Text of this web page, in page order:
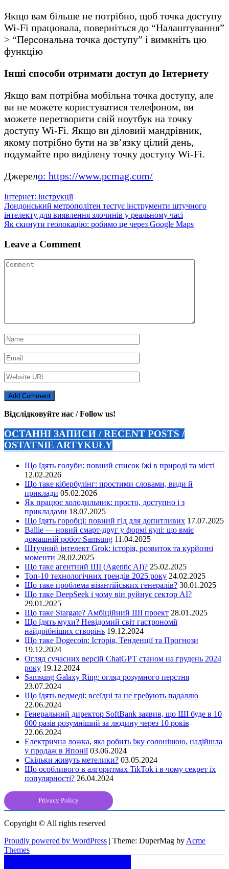
Якщо вам більше не потрібно, щоб точка доступу
Wi-Fi працювала, поверніться до “Налаштування”
> “Персональна точка доступу” і вимкніть цю
функцію
Інші способи отримати доступ до Інтернету
Якщо вам потрібна мобільна точка доступу, але
ви не можете користуватися телефоном, ви
можете перетворити свій ноутбук на точку
доступу Wi-Fi. Якщо ви діловий мандрівник,
якому потрібно бути на зв’язку цілий день,
подумайте про виділену точку доступу Wi-Fi.
Джерело: https://www.pcmag.com/
Інтернет: інструкції
Навігація
записів
Лондонський метрополітен тестує інструменти штучного
інтелекту для виявлення злочинів у реальному часі
Як скинути геолокацію: робимо це через Google Maps
Leave a Comment
Відслідковуйте нас / Follow us!
ОСТАННІ ЗАПИСИ / RECENT POSTS /
OSTATNIE ARTYKUŁY
Що їдять голуби: повний список їжі в природі та місті
12.02.2026
Що таке кібербулінг: простими словами, види й
приклади 05.02.2026
Як працює холодильник: просто, доступно і з
прикладами 18.07.2025
Що їдять горобці: повний гід для допитливих 17.07.2025
Ballie — новий смарт-друг у формі кулі: що вміє
домашній робот Samsung 11.04.2025
Штучний інтелект Grok: історія, розвиток та курйозні
моменти 28.02.2025
Що таке агентний ШІ (Agentic AI)? 25.02.2025
Топ-10 технологічних трендів 2025 року 24.02.2025
Що таке проблема візантійських генералів? 30.01.2025
Що таке DeepSeek і чому він руйнує сектор АІ?
29.01.2025
Що таке Stargate? Амбіційний ШІ проект 28.01.2025
Що їдять мухи? Невідомий світ гастрономії
найдрібніших створінь 19.12.2024
Що таке Dogecoin: Історія, Тенденції та Прогнози
19.12.2024
Огляд сучасних версій ChatGPT станом на грудень 2024
року 19.12.2024
Samsung Galaxy Ring: огляд розумного перстня
23.07.2024
Що їдять ведмеді: всеїдні та не гребують падаллю
22.06.2024
Генеральний директор SoftBank заявив, що ШІ буде в 10
000 разів розумніший за людину через 10 років
22.06.2024
Електрична ложка, яка робить їжу солонішою, надійшла
у продаж в Японії 03.06.2024
Скільки живуть метелики? 03.05.2024
Що особливого в алгоритмах TikTok і в чому секрет їх
популярності? 26.04.2024
Privacy Policy
Copyright © All rights reserved
Proudly powered by WordPress | Theme: DuperMag by Acme
Themes